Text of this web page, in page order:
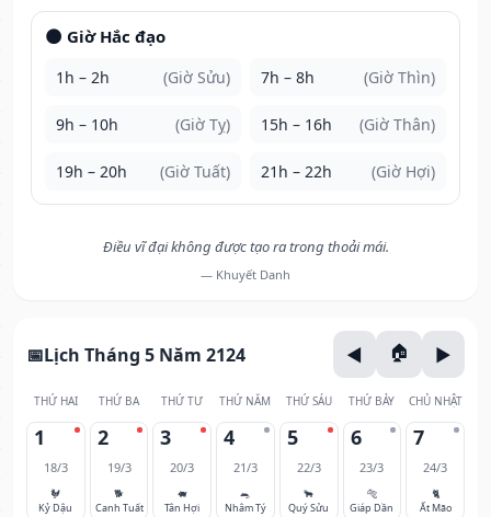
🌑 Giờ Hắc đạo
1h – 2h (Giờ Sửu) 7h – 8h (Giờ Thìn)
9h – 10h (Giờ Tỵ) 15h – 16h (Giờ Thân)
19h – 20h (Giờ Tuất) 21h – 22h (Giờ Hợi)
Điều vĩ đại không được tạo ra trong thoải mái.
— Khuyết Danh
Lịch Tháng 5 Năm 2124
THỨ HAI THỨ BA THỨ TƯ THỨ NĂM THỨ SÁU THỨ BẢY CHỦ NHẬT
1
18/3
🐓
Kỷ Dậu
2
19/3
🐕
Canh Tuất
3
20/3
🐖
Tân Hợi
4
21/3
🐀
Nhâm Tý
5
22/3
🐂
Quý Sửu
6
23/3
🐅
Giáp Dần
7
24/3
🐈
Ất Mão